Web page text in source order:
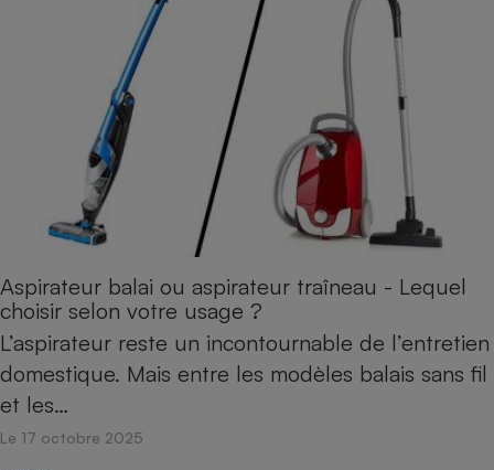
Aspirateur balai ou aspirateur traîneau - Lequel
choisir selon votre usage ?
L’aspirateur reste un incontournable de l’entretien
domestique. Mais entre les modèles balais sans fil
et les…
Le 17 octobre 2025